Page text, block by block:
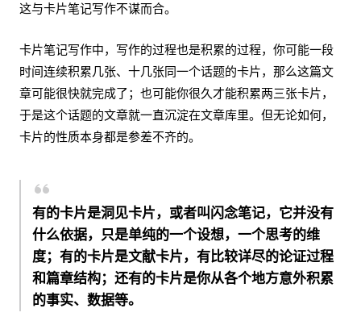
这与卡片笔记写作不谋而合。
卡片笔记写作中，写作的过程也是积累的过程，你可能一段
时间连续积累几张、十几张同一个话题的卡片，那么这篇文
章可能很快就完成了；也可能你很久才能积累两三张卡片，
于是这个话题的文章就一直沉淀在文章库里。但无论如何，
卡片的性质本身都是参差不齐的。
有的卡片是洞见卡片，或者叫闪念笔记，它并没有
什么依据，只是单纯的一个设想，一个思考的维
度；有的卡片是文献卡片，有比较详尽的论证过程
和篇章结构；还有的卡片是你从各个地方意外积累
的事实、数据等。